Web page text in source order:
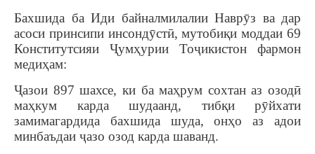
Бахшида ба Иди байналмилалии Наврӯз ва дар
асоси принсипи инсондӯстӣ, мутобиқи моддаи 69
Конститутсияи Ҷумҳурии Тоҷикистон фармон
медиҳам:
Ҷазои 897 шахсе, ки ба маҳрум сохтан аз озодӣ
маҳкум карда шудаанд, тибқи рӯйхати
замимагардида бахшида шуда, онҳо аз адои
минбаъдаи ҷазо озод карда шаванд.